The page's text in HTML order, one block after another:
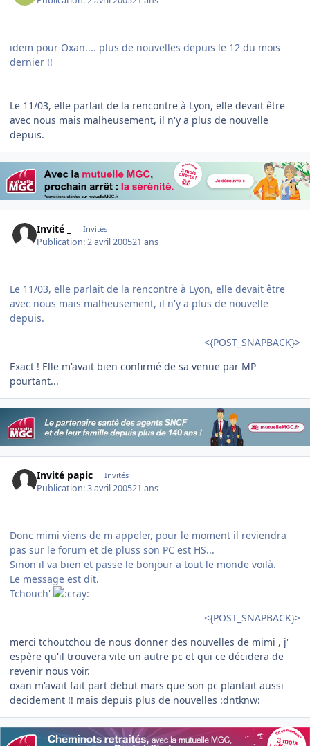
idem pour Oxan.... plus de nouvelles depuis le 12 du mois
dernier !!
Le 11/03, elle parlait de la rencontre à Lyon, elle devait être
avec nous mais malheusement, il n'y a plus de nouvelle
depuis.
Invité _ Invités
Publication:2 avril 200521 ans
Le 11/03, elle parlait de la rencontre à Lyon, elle devait être
avec nous mais malheusement, il n'y a plus de nouvelle
depuis.
<{POST_SNAPBACK}>
Exact ! Elle m'avait bien confirmé de sa venue par MP
pourtant...
Invité papic Invités
Publication:3 avril 200521 ans
Donc mimi viens de m appeler, pour le moment il reviendra
pas sur le forum et de pluss son PC est HS...
Sinon il va bien et passe le bonjour a tout le monde voilà.
Le message est dit.
Tchouch'
<{POST_SNAPBACK}>
merci tchoutchou de nous donner des nouvelles de mimi , j'
espère qu'il trouvera vite un autre pc et qui ce décidera de
revenir nous voir.
oxan m'avait fait part debut mars que son pc plantait aussi
decidement !! mais depuis plus de nouvelles :dntknw: